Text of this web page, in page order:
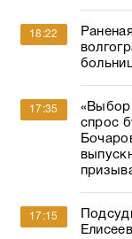
18:22
17:35
«Выбор
спрос
17:15